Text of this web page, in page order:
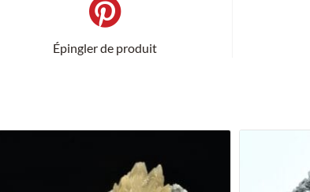
Épingler de produit